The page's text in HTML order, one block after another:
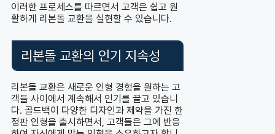
이러한 프로세스를 따르면서 고객은 쉽고 원
활하게 리본돌 교환을 실현할 수 있습니다.
리본돌 교환의 인기 지속성
리본돌 교환은 새로운 인형 경험을 원하는 고
객들 사이에서 계속해서 인기를 끌고 있습니
다. 골드백이 다양한 디자인과 제약을 가진 한
정판 인형을 출시하면서, 고객들은 그에 반응